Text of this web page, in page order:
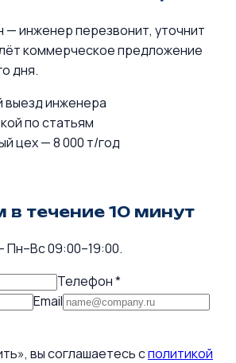
инженер перезвонит, уточнит
коммерческое предложение
дня.
выезд инженера
по статьям
цех — 8 000 т/год
в течение 10 минут
09:00–19:00.
Телефон *
Email
вы соглашаетесь сполитикой